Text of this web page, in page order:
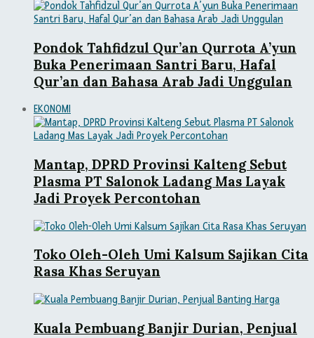
Pondok Tahfidzul Qur’an Qurrota A’yun
Buka Penerimaan Santri Baru, Hafal
Qur’an dan Bahasa Arab Jadi Unggulan
EKONOMI
Mantap, DPRD Provinsi Kalteng Sebut
Plasma PT Salonok Ladang Mas Layak
Jadi Proyek Percontohan
Toko Oleh-Oleh Umi Kalsum Sajikan Cita
Rasa Khas Seruyan
Kuala Pembuang Banjir Durian, Penjual